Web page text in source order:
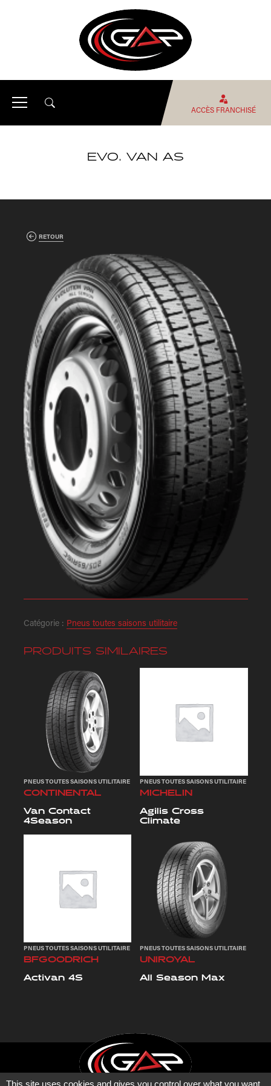
ACCÈS FRANCHISÉ
EVO. VAN AS
RETOUR
Catégorie : Pneus toutes saisons utilitaire
PRODUITS SIMILAIRES
PNEUS TOUTES SAISONS UTILITAIRE
CONTINENTAL
Van Contact
4Season
PNEUS TOUTES SAISONS UTILITAIRE
MICHELIN
Agilis Cross
Climate
PNEUS TOUTES SAISONS UTILITAIRE
BFGOODRICH
Activan 4S
PNEUS TOUTES SAISONS UTILITAIRE
UNIROYAL
All Season Max
This site uses cookies and gives you control over what you want